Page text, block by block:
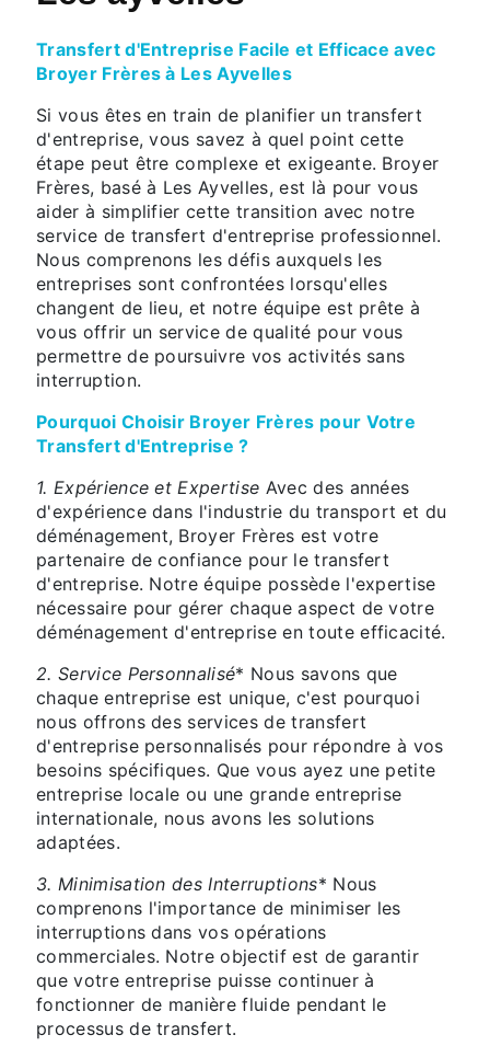
Transfert d'Entreprise Facile et Efficace avec
Broyer Frères à Les Ayvelles
Si vous êtes en train de planifier un transfert
d'entreprise, vous savez à quel point cette
étape peut être complexe et exigeante. Broyer
Frères, basé à Les Ayvelles, est là pour vous
aider à simplifier cette transition avec notre
service de transfert d'entreprise professionnel.
Nous comprenons les défis auxquels les
entreprises sont confrontées lorsqu'elles
changent de lieu, et notre équipe est prête à
vous offrir un service de qualité pour vous
permettre de poursuivre vos activités sans
interruption.
Pourquoi Choisir Broyer Frères pour Votre
Transfert d'Entreprise ?
1. Expérience et Expertise Avec des années
d'expérience dans l'industrie du transport et du
déménagement, Broyer Frères est votre
partenaire de confiance pour le transfert
d'entreprise. Notre équipe possède l'expertise
nécessaire pour gérer chaque aspect de votre
déménagement d'entreprise en toute efficacité.
2. Service Personnalisé* Nous savons que
chaque entreprise est unique, c'est pourquoi
nous offrons des services de transfert
d'entreprise personnalisés pour répondre à vos
besoins spécifiques. Que vous ayez une petite
entreprise locale ou une grande entreprise
internationale, nous avons les solutions
adaptées.
3. Minimisation des Interruptions* Nous
comprenons l'importance de minimiser les
interruptions dans vos opérations
commerciales. Notre objectif est de garantir
que votre entreprise puisse continuer à
fonctionner de manière fluide pendant le
processus de transfert.